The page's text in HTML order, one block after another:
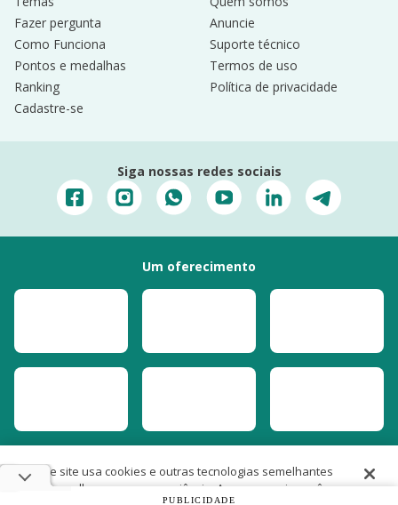
Fazer pergunta
Como Funciona
Pontos e medalhas
Ranking
Cadastre-se
Anuncie
Suporte técnico
Termos de uso
Política de privacidade
Siga nossas redes sociais
Um oferecimento
PUBLICIDADE
Este site usa cookies e outras tecnologias semelhantes
para melhorar a sua experiência. Ao prosseguir, você